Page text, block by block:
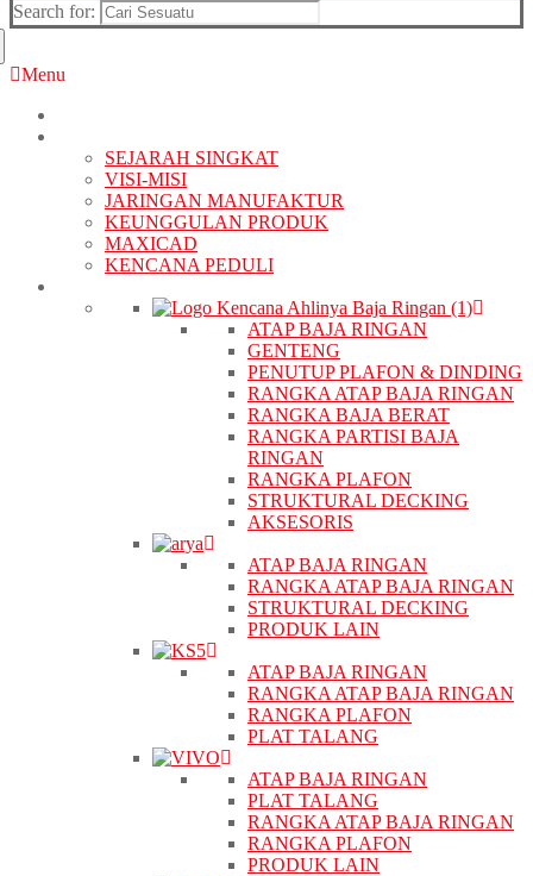
Search for:
Menu
SEJARAH SINGKAT
VISI-MISI
JARINGAN MANUFAKTUR
KEUNGGULAN PRODUK
MAXICAD
KENCANA PEDULI
ATAP BAJA RINGAN
GENTENG
PENUTUP PLAFON & DINDING
RANGKA ATAP BAJA RINGAN
RANGKA BAJA BERAT
RANGKA PARTISI BAJA
RINGAN
RANGKA PLAFON
STRUKTURAL DECKING
AKSESORIS
ATAP BAJA RINGAN
RANGKA ATAP BAJA RINGAN
STRUKTURAL DECKING
PRODUK LAIN
ATAP BAJA RINGAN
RANGKA ATAP BAJA RINGAN
RANGKA PLAFON
PLAT TALANG
ATAP BAJA RINGAN
PLAT TALANG
RANGKA ATAP BAJA RINGAN
RANGKA PLAFON
PRODUK LAIN